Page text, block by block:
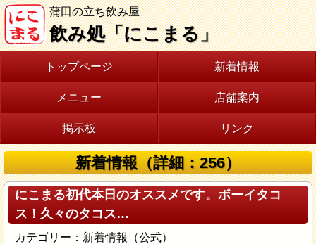
蒲田の立ち飲み屋
飲み処「にこまる」
トップページ 新着情報
メニュー 店舗案内
掲示板 リンク
新着情報（詳細：256）
にこまる初代本日のオススメです。ボーイタコ
ス！久々のタコス…
カテゴリー：新着情報（公式）